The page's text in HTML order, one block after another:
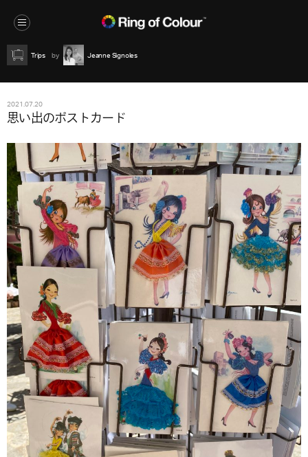
Trips Jeanne Signoles
2021.07.20
思い出のポストカード